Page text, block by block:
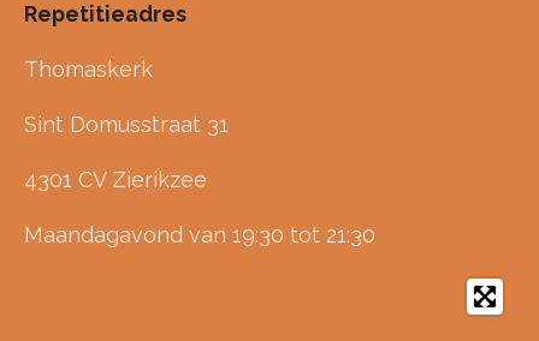
b
o
Repetitieadres
Thomaskerk
Sint Domusstraat 31
4301 CV Zierikzee
Maandagavond van 19:30 tot 21:30